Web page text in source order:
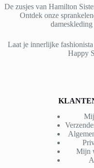
De zusjes van Hamilton
Ontdek onze
dameskleding
Laat je innerlijke
Happy
Mijn